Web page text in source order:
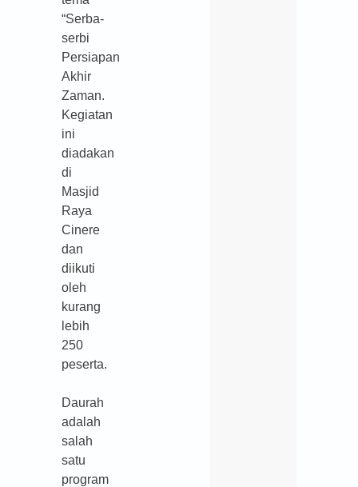
“Serba-
serbi
Persiapan
Akhir
Zaman.
Kegiatan
ini
diadakan
di
Masjid
Raya
Cinere
dan
diikuti
oleh
kurang
lebih
250
peserta.
Daurah
adalah
salah
satu
program